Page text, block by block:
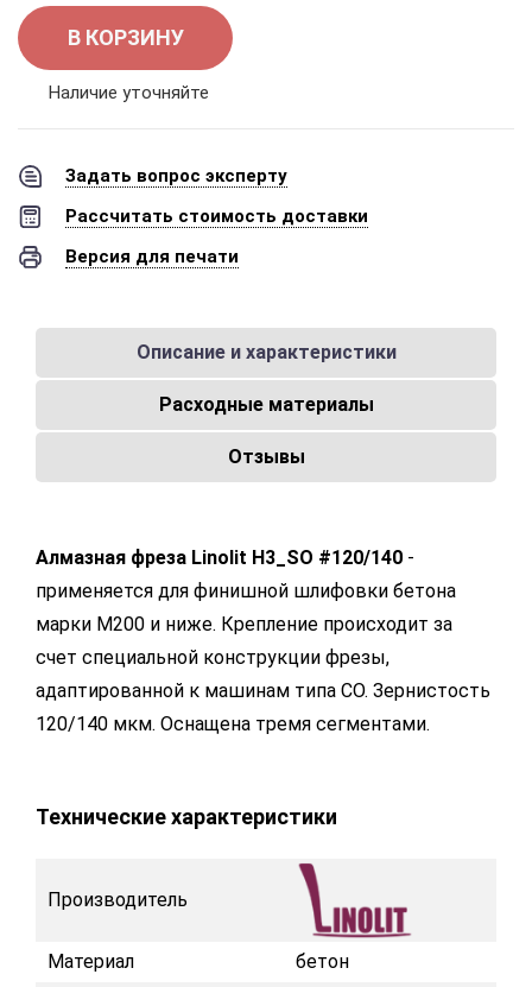
В КОРЗИНУ
Наличие уточняйте
Задать вопрос эксперту
Рассчитать стоимость доставки
Версия для печати
Описание и характеристики
Расходные материалы
Отзывы
Алмазная фреза Linolit H3_SO #120/140 -
применяется для финишной шлифовки бетона
марки M200 и ниже. Крепление происходит за
счет специальной конструкции фрезы,
адаптированной к машинам типа СО. Зернистость
120/140 мкм. Оснащена тремя сегментами.
Технические характеристики
Производитель
Материал
бетон